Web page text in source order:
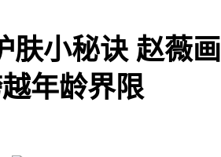
肤小秘诀 赵薇画
年龄界限